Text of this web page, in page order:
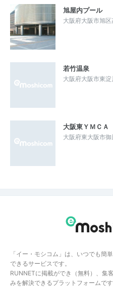
旭屋内プール
大阪府大阪市旭
若竹温泉
大阪府大阪市東
大阪東ＹＭＣＡ
大阪府東大阪市
「イー・モシコム」は、いつでも簡
できるサービスです。
RUNNETに掲載ができ（無料）、集
みを解決できるプラットフォームです